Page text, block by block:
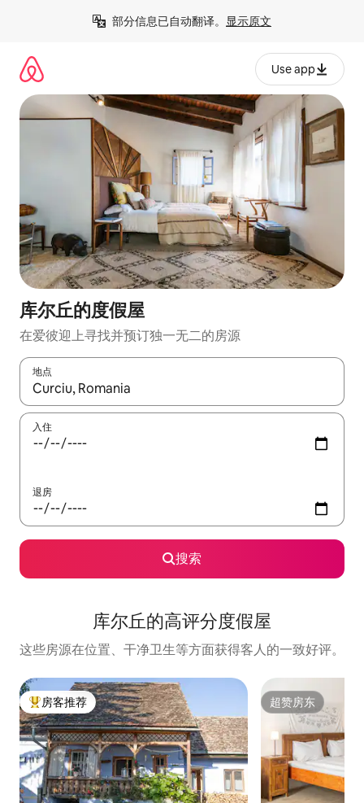
部分信息已自动翻译。 显示原文
Use app
库尔丘的度假屋
在爱彼迎上寻找并预订独一无二的房源
地点
如有搜索结果，请使用上下方向键查看，或通过点击或滑动手势
入住
退房
搜索
库尔丘的高评分度假屋
这些房源在位置、干净卫生等方面获得客人的一致好评。
热门「房客推荐」
房客推荐 超赞房东
超赞房东